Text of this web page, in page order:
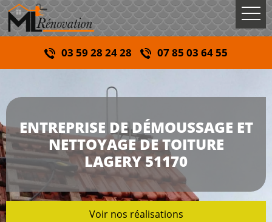
03 59 28 24 28 07 85 03 64 55
ENTREPRISE DE DÉMOUSSAGE ET
NETTOYAGE DE TOITURE
LAGERY 51170
Voir nos réalisations